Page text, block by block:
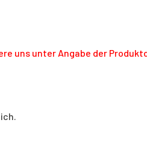
uns unter Angabe der